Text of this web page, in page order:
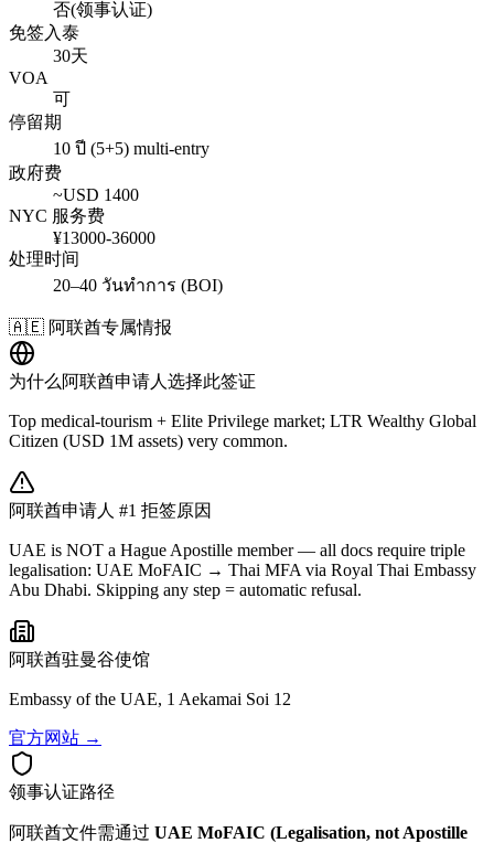
否(领事认证)
免签入泰
30天
VOA
可
停留期
10 ปี (5+5) multi-entry
政府费
~USD 1400
NYC 服务费
¥13000-36000
处理时间
20–40 วันทำการ (BOI)
🇦🇪 阿联酋专属情报
为什么 阿联酋申请人选择此签证
Top medical-tourism + Elite Privilege market; LTR Wealthy Global
Citizen (USD 1M assets) very common.
阿联酋申请人 #1 拒签原因
UAE is NOT a Hague Apostille member — all docs require triple
legalisation: UAE MoFAIC → Thai MFA via Royal Thai Embassy
Abu Dhabi. Skipping any step = automatic refusal.
阿联酋驻曼谷使馆
Embassy of the UAE, 1 Aekamai Soi 12
官方网站 →
领事认证路径
阿联酋文件需通过 UAE MoFAIC (Legalisation, not Apostille